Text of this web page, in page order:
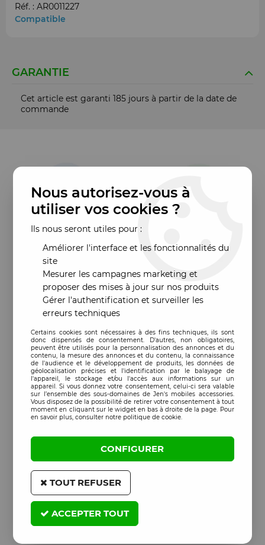
Réf. : AR0011227
Compatible
GARANTIE
Cet article est garanti 185 jours à partir de la date de
commande
Nous autorisez-vous à
utiliser vos cookies ?
Ils nous seront utiles pour :
Améliorer l'interface et les fonctionnalités du
site
Mesurer les campagnes marketing et
proposer des mises à jour sur nos produits
Gérer l'authentification et surveiller les
erreurs techniques
Certains cookies sont nécessaires à des fins techniques, ils sont
donc dispensés de consentement. D'autres, non obligatoires,
peuvent être utilisés pour la personnalisation des annonces et du
contenu, la mesure des annonces et du contenu, la connaissance
de l'audience et le développement de produits, les données de
géolocalisation précises et l'identification par le balayage de
l'appareil, le stockage et/ou l'accès aux informations sur un
appareil. Si vous donnez votre consentement, celui-ci sera valable
sur l’ensemble des sous-domaines de Jen's mobiles accessories.
Vous disposez de la possibilité de retirer votre consentement à tout
moment en cliquant sur le widget en bas à droite de la page. Pour
en savoir plus, consulter notre politique de cookie.
CONFIGURER
TOUT REFUSER
ACCEPTER TOUT